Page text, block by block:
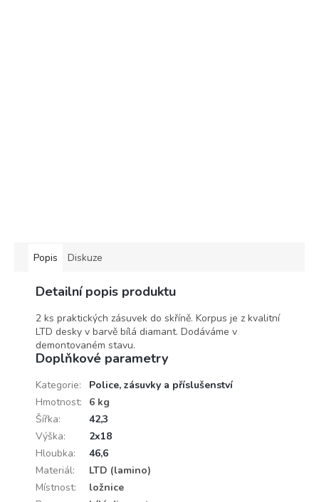
Popis Diskuze
Detailní popis produktu
2 ks praktických zásuvek do skříně. Korpus je z kvalitní
LTD desky v barvě bílá diamant. Dodáváme v
demontovaném stavu.
Doplňkové parametry
Kategorie:
Police, zásuvky a příslušenství
Hmotnost:
6 kg
Šířka:
42,3
Výška:
2x18
Hloubka:
46,6
Materiál:
LTD (lamino)
Místnost:
ložnice